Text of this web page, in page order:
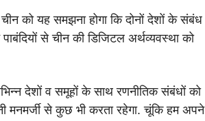
चीन को यह समझना होगा कि दोनों देशों के संबंध
से चीन की डिजिटल अर्थव्यवस्था को
देशों व समूहों के साथ रणनीतिक संबंधों को
मनमर्जी से कुछ भी करता रहेगा. चूंकि हम अपने